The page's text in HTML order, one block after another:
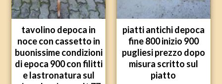
tavolino depoca in
noce con cassetto in
buonissime condizioni
di epoca 900 con filitti
e lastronatura sul
piatti antichi depoca
fine 800 inizio 900
pugliesi prezzo dopo
misura scritto sul
piatto